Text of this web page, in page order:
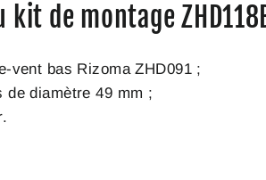
de montage
vent bas Rizoma ZHD091 ;
de diamètre 49 mm ;